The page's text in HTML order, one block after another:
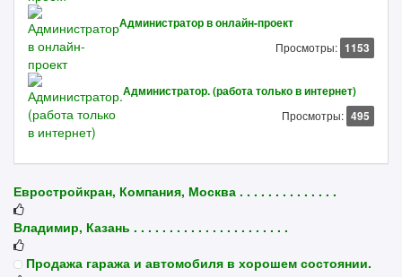
Администратор в онлайн-проект
Просмотры: 1153
Администратор. (работа только в интернет)
Просмотры: 495
Евростройкран, Компания, Москва . . . . . . . . . . . . . .
Владимир, Казань . . . . . . . . . . . . . . . . . . . . . .
Продажа гаража и автомобиля в хорошем состоянии.